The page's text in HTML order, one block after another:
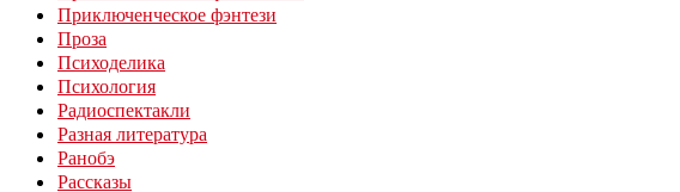
Приключенческое фэнтези
Проза
Психоделика
Психология
Радиоспектакли
Разная литература
Ранобэ
Рассказы